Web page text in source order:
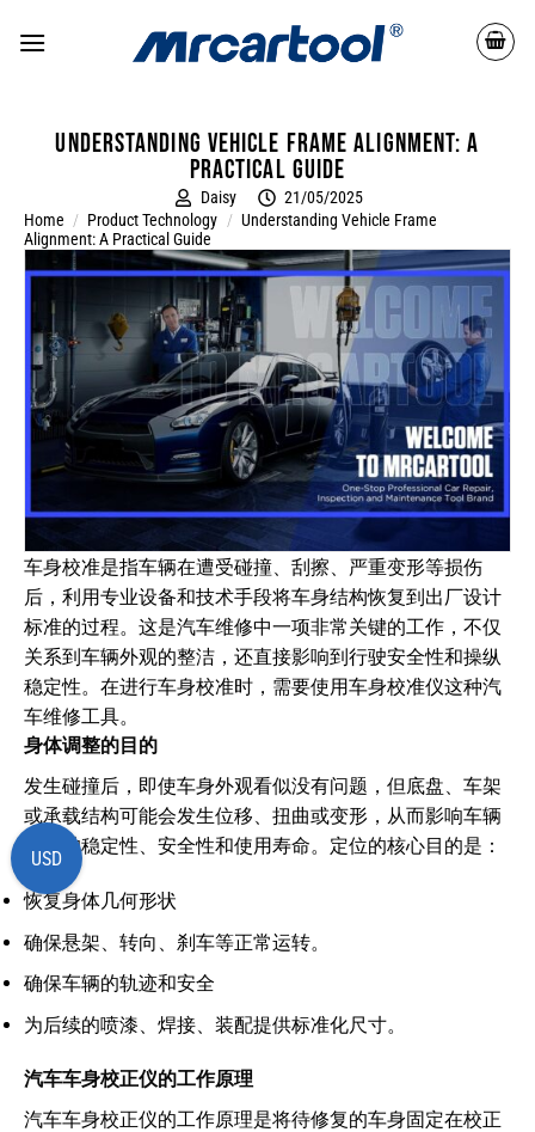
Understanding Vehicle Frame Alignment: A
Practical Guide
Daisy
21/05/2025
Home / Product Technology / Understanding Vehicle Frame
Alignment: A Practical Guide
车身校准是指车辆在遭受碰撞、刮擦、严重变形等损伤
后，利用专业设备和技术手段将车身结构恢复到出厂设计
标准的过程。这是汽车维修中一项非常关键的工作，不仅
关系到车辆外观的整洁，还直接影响到行驶安全性和操纵
稳定性。在进行车身校准时，需要使用车身校准仪这种汽
车维修工具。
身体调整的目的
发生碰撞后，即使车身外观看似没有问题，但底盘、车架
或承载结构可能会发生位移、扭曲或变形，从而影响车辆
的行驶稳定性、安全性和使用寿命。定位的核心目的是：
恢复身体几何形状
确保悬架、转向、刹车等正常运转。
确保车辆的轨迹和安全
为后续的喷漆、焊接、装配提供标准化尺寸。
汽车车身校正仪的工作原理
汽车车身校正仪的工作原理是将待修复的车身固定在校正
USD